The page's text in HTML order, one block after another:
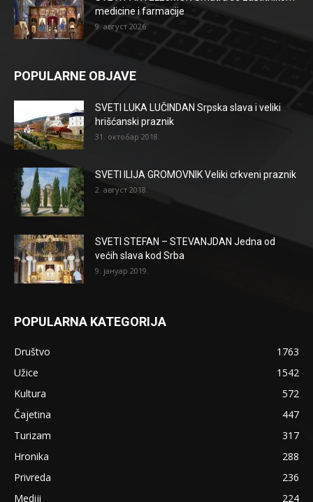
medicine i farmacije
9. август 2026.
POPULARNE OBJAVE
SVETI LUKA LUČINDAN Srpska slava i veliki
hrišćanski praznik
31. октобар 2018.
SVETI ILIJA GROMOVNIK Veliki crkveni praznik
2. август 2018.
SVETI STEFAN – STEVANJDAN Jedna od
većih slava kod Srba
9. јануар 2019.
POPULARNA KATEGORIJA
Društvo
1763
Užice
1542
Kultura
572
Čajetina
447
Turizam
317
Hronika
288
Privreda
236
Mediji
224